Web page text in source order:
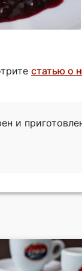
статью о
и